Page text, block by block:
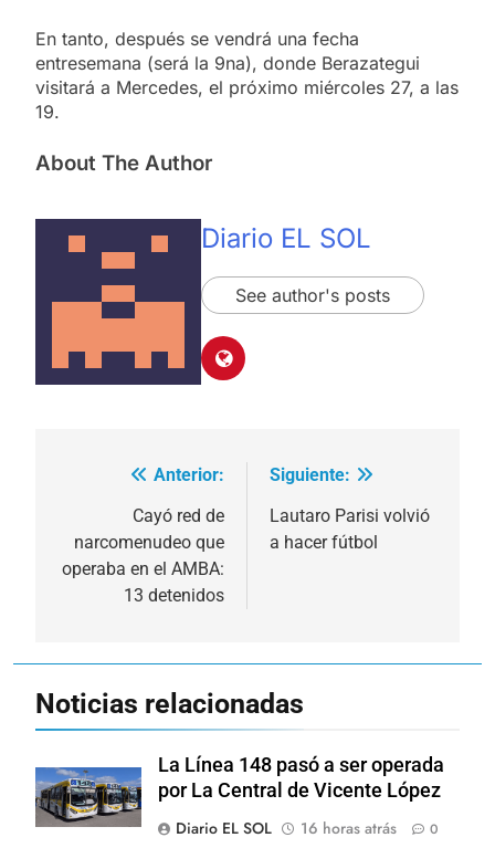
En tanto, después se vendrá una fecha
entresemana (será la 9na), donde Berazategui
visitará a Mercedes, el próximo miércoles 27, a las
19.
About The Author
Diario EL SOL
See author's posts
Navegación
entradas
Anterior:
Cayó red de
narcomenudeo que
operaba en el AMBA:
13 detenidos
Siguiente:
Lautaro Parisi volvió
a hacer fútbol
Noticias relacionadas
La Línea 148 pasó a ser operada
por La Central de Vicente López
Diario EL SOL
16 horas atrás 0